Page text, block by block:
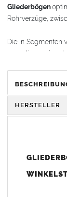
Gliederbögen
Rohrverzüge,
Die in Segmenten
garantieren ein
Gliederbogen
Winkelstück
HERSTELLER